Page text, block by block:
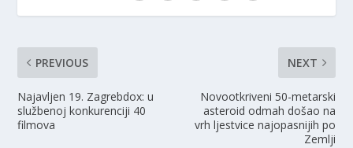
PREVIOUS
Najavljen 19. Zagrebdox: u
službenoj konkurenciji 40
filmova
NEXT
Novootkriveni 50-metarski
asteroid odmah došao na
vrh ljestvice najopasnijih po
Zemlji